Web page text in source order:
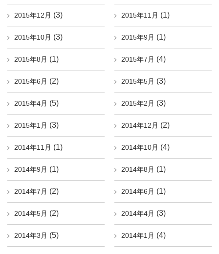
2015年12月 (3) 2015年11月 (1)
2015年10月 (3) 2015年9月 (1)
2015年8月 (1) 2015年7月 (4)
2015年6月 (2) 2015年5月 (3)
2015年4月 (5) 2015年2月 (3)
2015年1月 (3) 2014年12月 (2)
2014年11月 (1) 2014年10月 (4)
2014年9月 (1) 2014年8月 (1)
2014年7月 (2) 2014年6月 (1)
2014年5月 (2) 2014年4月 (3)
2014年3月 (5) 2014年1月 (4)